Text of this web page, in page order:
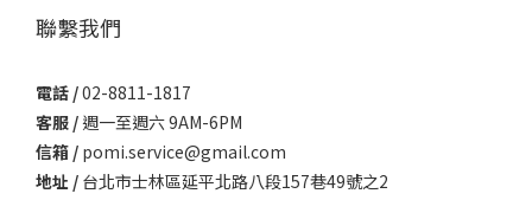
聯繫我們
電話 /02-8811-1817
客服 /週一至週六 9AM-6PM
信箱 / pomi.service@gmail.com
地址 / 台北市士林區延平北路八段157巷49號之2